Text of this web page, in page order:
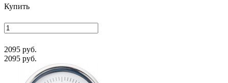
Купить
2095 руб.
2095 руб.